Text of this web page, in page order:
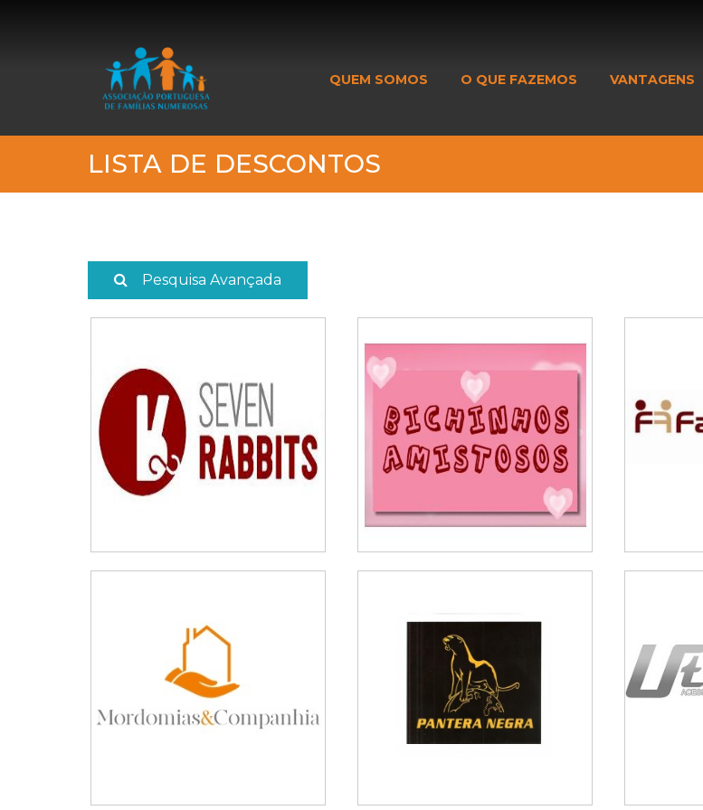
QUEM SOMOS O QUE FAZEMOS VANTAGENS
LISTA DE DESCONTOS
Pesquisa Avançada